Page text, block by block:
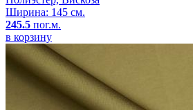
Ширина: 145 см.
245.5 пог.м.
в корзину